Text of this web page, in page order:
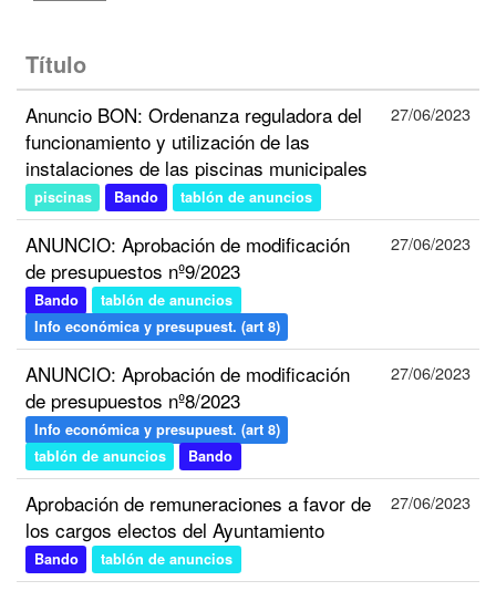
Título
Anuncio BON: Ordenanza reguladora del
funcionamiento y utilización de las
instalaciones de las piscinas municipales
piscinas Bando tablón de anuncios
27/06/2023
ANUNCIO: Aprobación de modificación
de presupuestos nº9/2023
Bando
tablón de anuncios
Info económica y presupuest. (art 8)
27/06/2023
ANUNCIO: Aprobación de modificación
de presupuestos nº8/2023
Info económica y presupuest. (art 8)
tablón de anuncios
Bando
27/06/2023
Aprobación de remuneraciones a favor de
los cargos electos del Ayuntamiento
Bando tablón de anuncios
27/06/2023